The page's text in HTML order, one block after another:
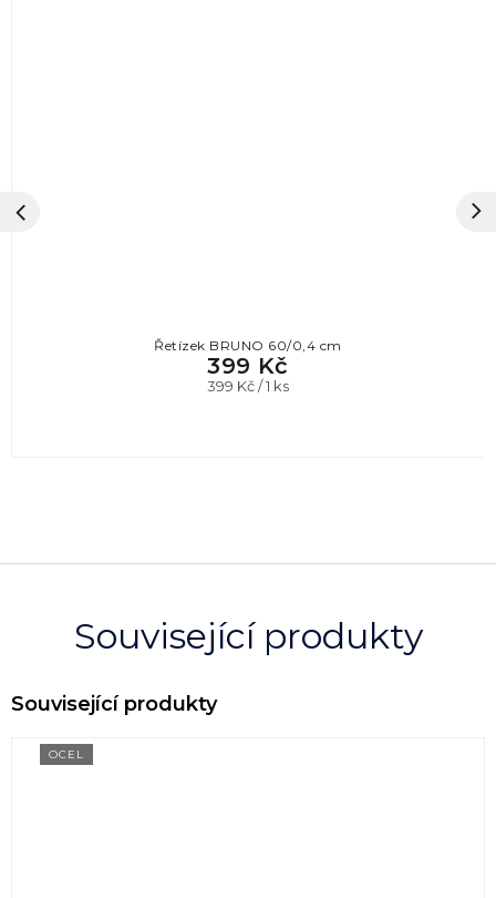
Související produkty
OCEL
Řetízek BRUNO 60/0,4 cm
399 Kč
Měrná
399 Kč / 1 ks